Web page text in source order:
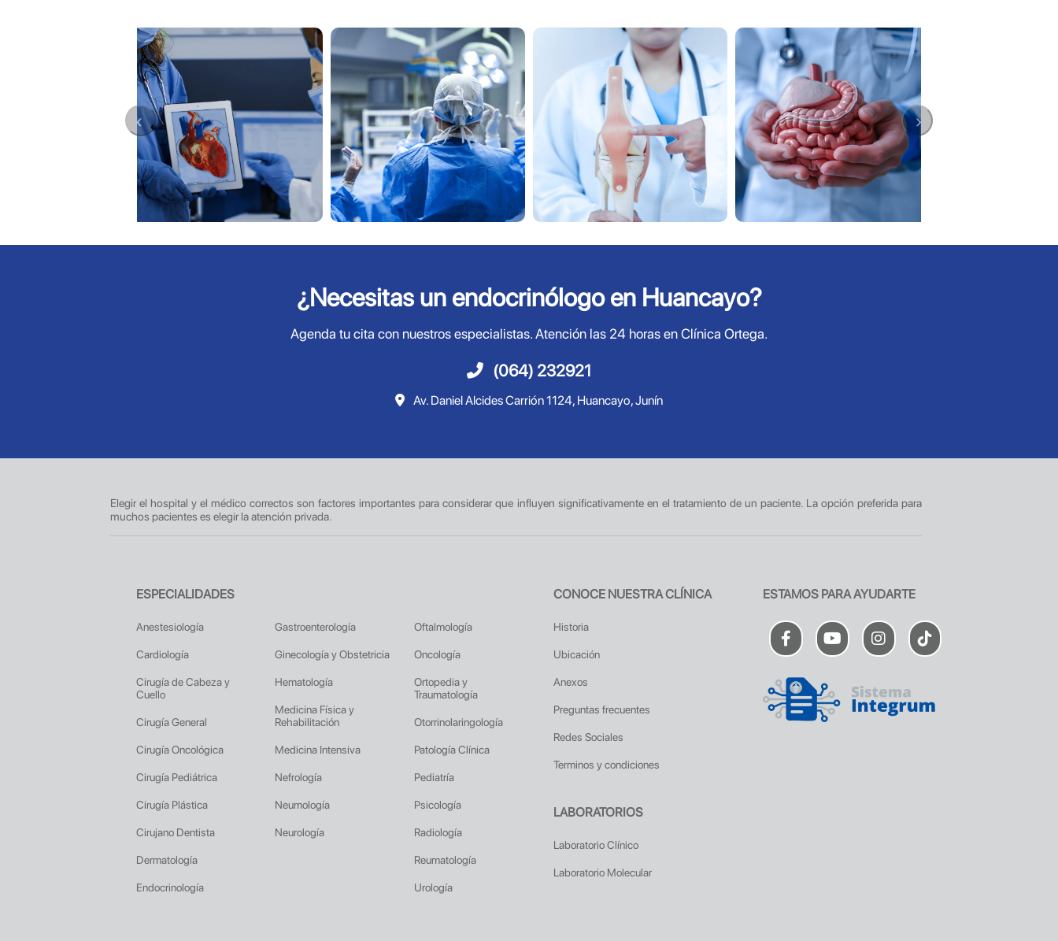
¿Necesitas un endocrinólogo en Huancayo?
Agenda tu cita con nuestros especialistas. Atención las 24 horas en Clínica Ortega.
(064) 232921
Av. Daniel Alcides Carrión 1124, Huancayo, Junín
Elegir el hospital y el médico correctos son factores importantes para considerar que influyen significativamente en el tratamiento de un paciente. La opción preferida para
muchos pacientes es elegir la atención privada.
ESPECIALIDADES
Anestesiología
Cardiología
Cirugía de Cabeza y
Cuello
Cirugía General
Cirugía Oncológica
Cirugía Pediátrica
Cirugía Plástica
Cirujano Dentista
Dermatología
Endocrinología
Gastroenterología
Ginecología y Obstetricia
Hematología
Medicina Física y
Rehabilitación
Medicina Intensiva
Nefrología
Neumología
Neurología
Oftalmología
Oncología
Ortopedia y
Traumatología
Otorrinolaringología
Patología Clínica
Pediatría
Psicología
Radiología
Reumatología
Urología
CONOCE NUESTRA CLÍNICA
Historia
Ubicación
Anexos
Preguntas frecuentes
Redes Sociales
Terminos y condiciones
LABORATORIOS
Laboratorio Clínico
Laboratorio Molecular
ESTAMOS PARA AYUDARTE